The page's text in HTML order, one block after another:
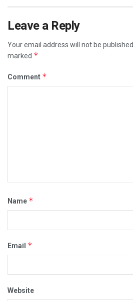
Leave a Reply
Your email address will not be published.
marked *
Comment *
Name *
Email *
Website